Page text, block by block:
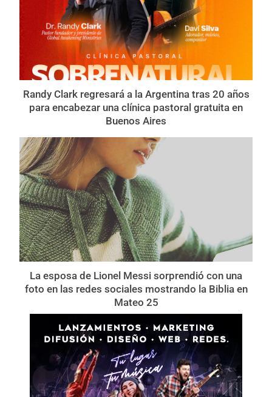
Randy Clark regresará a la Argentina tras 20 años
para encabezar una clínica pastoral gratuita en
Buenos Aires
La esposa de Lionel Messi sorprendió con una
foto en las redes sociales mostrando la Biblia en
Mateo 25